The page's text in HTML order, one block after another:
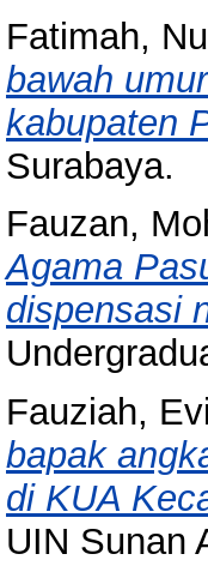
Fatimah,
bawah
kabupaten
Surabaya.
Fauzan,
Agama
dispensasi
Fauziah, Evi
bapak
di KUA
UIN Sunan